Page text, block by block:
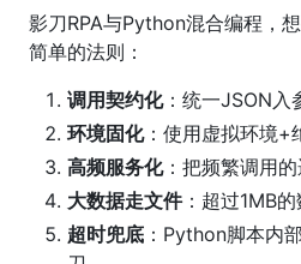
影刀RPA与Python混合编程，
简单的法则：
调用契约化：统一JSON入
环境固化：使用虚拟环境+
高频服务化：把频繁调用
大数据走文件：超过1MB
超时兜底 ：Python脚本内